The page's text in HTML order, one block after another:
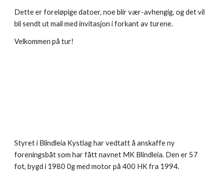
Dette er foreløpige datoer, noe blir vær-avhengig, og det vil
bli sendt ut mail med invitasjon i forkant av turene.
Velkommen på tur!
Styret i Blindleia Kystlag har vedtatt å anskaffe ny
foreningsbåt som har fått navnet MK Blindleia. Den er 57
fot, bygd i 1980 0g med motor på 400 HK fra 1994.